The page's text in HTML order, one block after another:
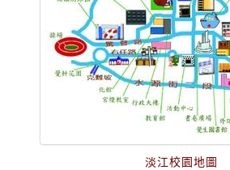
淡江校園地圖